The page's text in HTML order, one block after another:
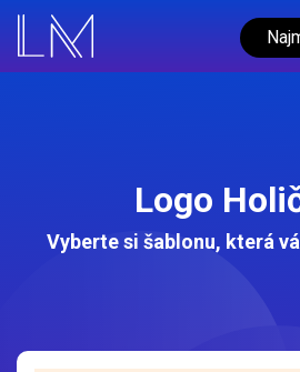
Logo
Vyberte si šablonu, která